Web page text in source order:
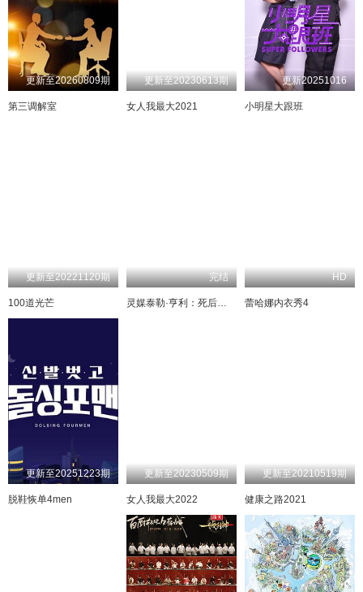
更新至20260809期
第三调解室
更新至20230613期
女人我最大2021
更新20251016
小明星大跟班
更新至20221120期
100道光芒
完结
灵媒泰勒·亨利：死后生活
HD
蕾哈娜内衣秀4
更新至20251223期
脱鞋恢单4men
更新至20230509期
女人我最大2022
更新至20210519期
健康之路2021